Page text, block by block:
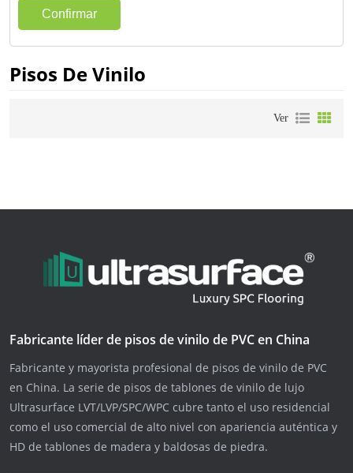
Confirmar
Pisos De Vinilo
Ver
Fabricante líder de pisos de vinilo de PVC en China
Fabricante y mayorista profesional de pisos de vinilo de PVC
en China. La serie de pisos de tablones de vinilo de lujo
Ultrasurface LVT/LVP/SPC/WPC cubre tanto el uso residencial
como el uso comercial de alto nivel con apariencia auténtica y
HD de tablones de madera y baldosas de piedra.